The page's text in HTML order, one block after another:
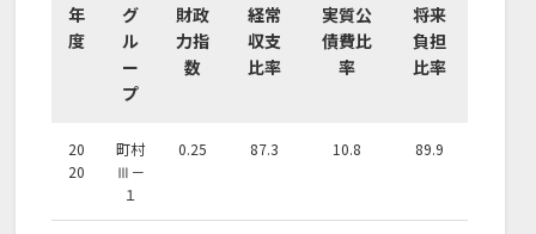
年
度
グ
ル
ー
プ
財政
力指
数
経常
収支
比率
実質公
債費比
率
将来
負担
比率
20
20
町村
Ⅲ－
１
0.25 87.3 10.8 89.9